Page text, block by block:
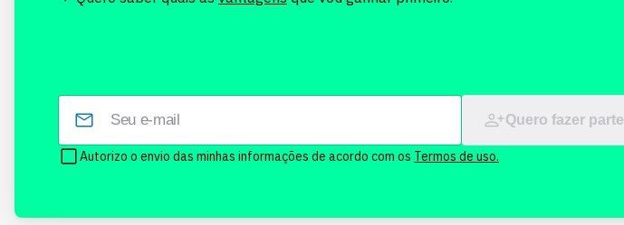
Quero fazer parte
Autorizo o envio das minhas informações de acordo com os Termos de uso.